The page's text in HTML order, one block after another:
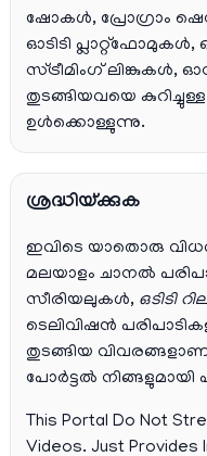
ഷോകൾ, പ്രോഗ്രാം
ഓടിടി
സ്ട്രീമിംഗ് ലിങ്കുകൾ,
തുടങ്ങിയവയെ
ഉൾക്കൊള്ളുന്നു.
ശ്രദ്ധിയ്ക്കുക
ഇവിടെ യാതൊരു
മലയാളം ചാനല്‍
സീരിയലുകള്‍, ഒടിടി
ടെലിവിഷന്‍
തുടങ്ങിയ വിവരങ്ങളാണ്
പോര്‍ട്ടല്‍ നിങ്ങളുമായി
This Portal Do Not
Videos. Just Provides